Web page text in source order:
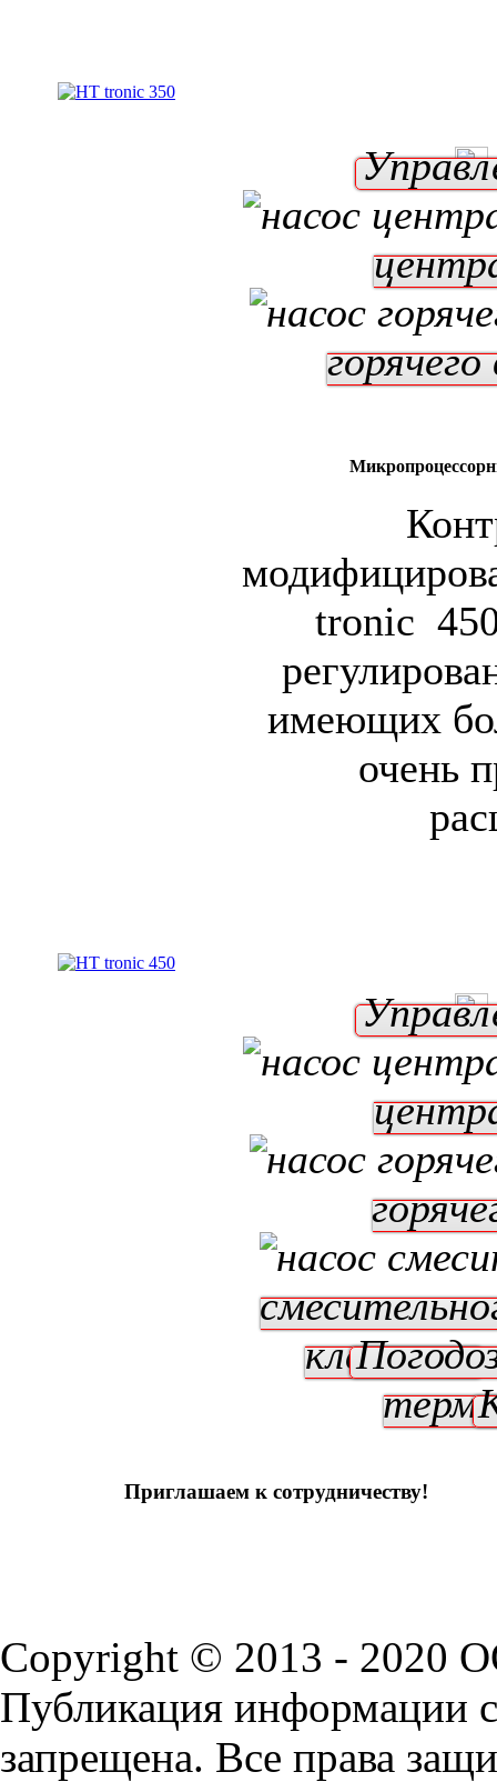
tronic
имеющих
очень
клапаном
Приглашаем к сотрудничеству!
Copyright © 2013 - 2020
Публикация информации
запрещена. Все права